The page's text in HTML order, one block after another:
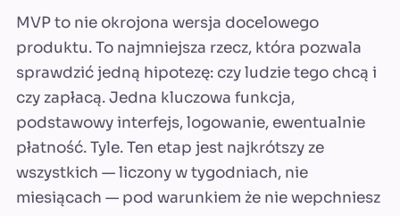
MVP to nie okrojona wersja docelowego
produktu. To najmniejsza rzecz, która pozwala
sprawdzić jedną hipotezę: czy ludzie tego chcą i
czy zapłacą. Jedna kluczowa funkcja,
podstawowy interfejs, logowanie, ewentualnie
płatność. Tyle. Ten etap jest najkrótszy ze
wszystkich — liczony w tygodniach, nie
miesiącach — pod warunkiem że nie wepchniesz